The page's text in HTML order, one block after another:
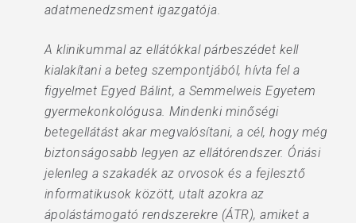
adatmenedzsment igazgatója.
A klinikummal az ellátókkal párbeszédet kell
kialakítani a beteg szempontjából, hívta fel a
figyelmet Egyed Bálint, a Semmelweis Egyetem
gyermekonkológusa. Mindenki minőségi
betegellátást akar megvalósítani, a cél, hogy még
biztonságosabb legyen az ellátórendszer. Óriási
jelenleg a szakadék az orvosok és a fejlesztő
informatikusok között, utalt azokra az
ápolástámogató rendszerekre (ÁTR), amiket a